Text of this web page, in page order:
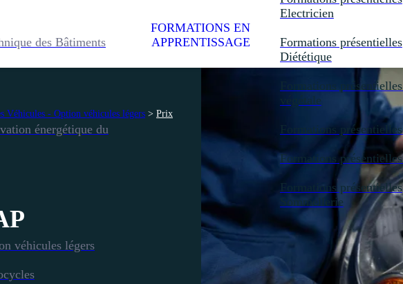
des Bâtiments
énergétique du
véhicules légers
FORMATIONS EN
APPRENTISSAGE
Electricien
Formations présentielles
Diététique
Formations présentielles
végétale
Formations présentielles
Formations présentielles
Formations présentielles
Sommellerie
Véhicules - Option véhicules légers > Prix